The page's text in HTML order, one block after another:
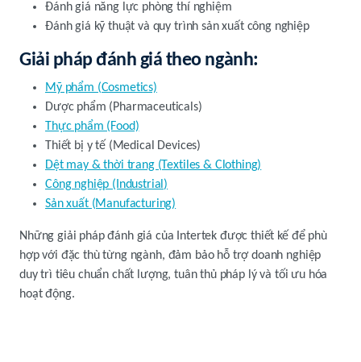
Đánh giá năng lực phòng thí nghiệm
Đánh giá kỹ thuật và quy trình sản xuất công nghiệp
Giải pháp đánh giá theo ngành:
Mỹ phẩm (Cosmetics)
Dược phẩm (Pharmaceuticals)
Thực phẩm (Food)
Thiết bị y tế (Medical Devices)
Dệt may & thời trang (Textiles & Clothing)
Công nghiệp (Industrial)
Sản xuất (Manufacturing)
Những giải pháp đánh giá của Intertek được thiết kế để phù
hợp với đặc thù từng ngành, đảm bảo hỗ trợ doanh nghiệp
duy trì tiêu chuẩn chất lượng, tuân thủ pháp lý và tối ưu hóa
hoạt động.